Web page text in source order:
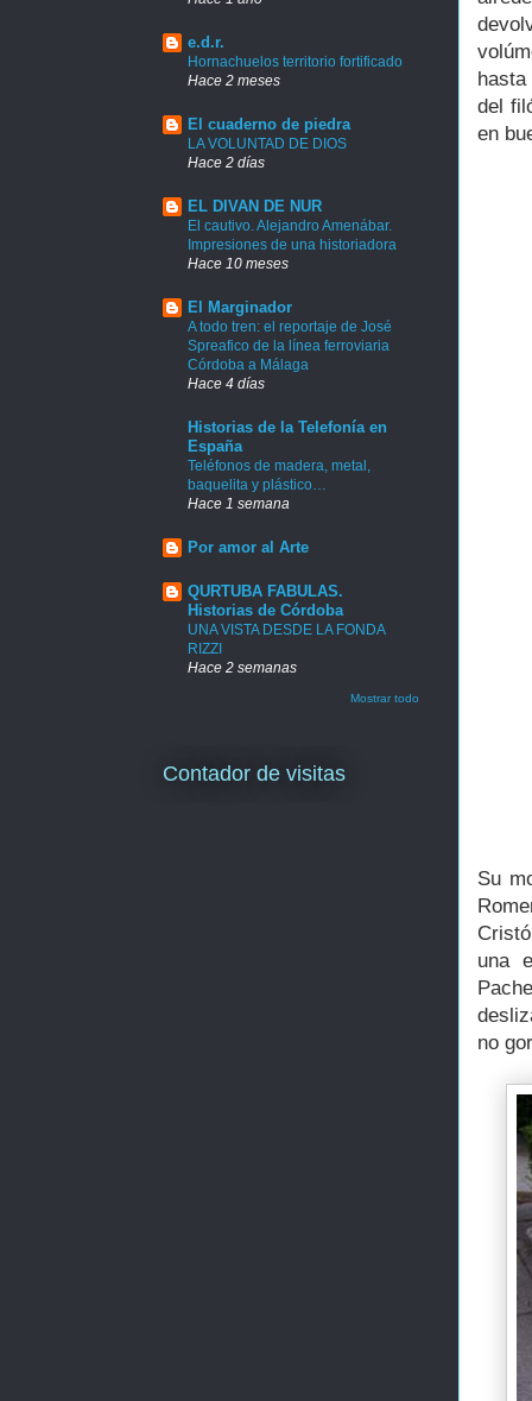
del
en
Su
una
no
e.d.r.
Hornachuelos territorio fortificado
Hace 2 meses
El cuaderno de piedra
LA VOLUNTAD DE DIOS
Hace 2 días
EL DIVAN DE NUR
El cautivo. Alejandro Amenábar.
Impresiones de una historiadora
Hace 10 meses
El Marginador
A todo tren: el reportaje de José
Spreafico de la línea ferroviaria
Córdoba a Málaga
Hace 4 días
Historias de la Telefonía en
España
Teléfonos de madera, metal,
baquelita y plástico…
Hace 1 semana
Por amor al Arte
QURTUBA FABULAS.
Historias de Córdoba
UNA VISTA DESDE LA FONDA
RIZZI
Hace 2 semanas
Mostrar todo
Contador de visitas